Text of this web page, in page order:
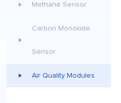
Methane Sensor
Carbon Monoxide
Sensor
Air Quality Modules